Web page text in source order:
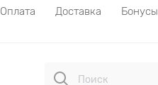
Оплата Доставка Бонусы